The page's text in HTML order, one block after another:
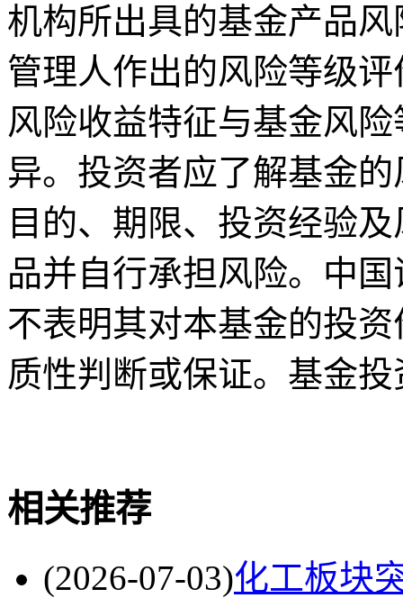
机构所出具的基金产品
管理人作出的风险等级
风险收益特征与基金风
异。投资者应了解基金
目的、期限、投资经验
品并自行承担风险。中
不表明其对本基金的投
质性判断或保证。基金
相关推荐
(2026-07-03)化工板块